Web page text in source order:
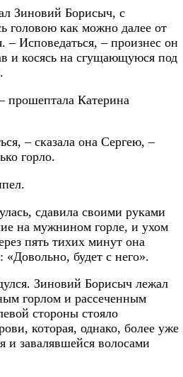
Зиновий Борисыч, с
головою как можно далее от
– Исповедаться, – произнес он
и косясь на сгущающуюся под
прошептала Катерина
– сказала она Сергею, –
горло.
сдавила своими руками
на мужнином горле, и ухом
пять тихих минут она
«Довольно, будет с него».
Зиновий Борисыч лежал
горлом и рассеченным
стороны стояло
которая, однако, более уже
и завалявшейся волосами